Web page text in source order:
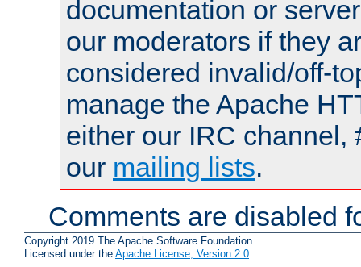
documentation or
our moderators if they
considered invalid/off-
manage the Apache
either our IRC channel,
our mailing lists.
Comments are disabled
Copyright 2019 The Apache Software Foundation.
Licensed under the Apache License, Version 2.0.